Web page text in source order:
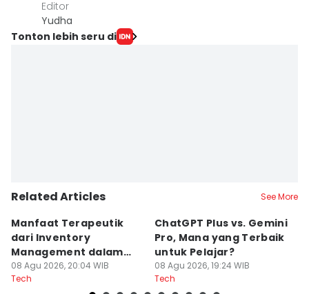
Editor
Yudha ‎
Tonton lebih seru di
Related Articles See More
Manfaat Terapeutik
dari Inventory
Management dalam
Cozy Game
08 Agu 2026, 20:04 WIB
Tech
ChatGPT Plus vs. Gemini
Pro, Mana yang Terbaik
untuk Pelajar?
08 Agu 2026, 19:24 WIB
Tech